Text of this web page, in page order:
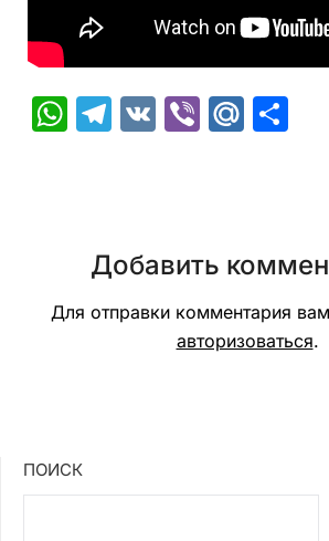
WhatsApp
Telegram
VK Viber
Добавить
Для отправки комментария
авторизоваться.
ПОИСК